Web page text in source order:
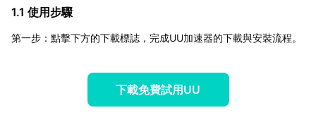
1.1 使用步驟
第一步：點擊下方的下載標誌，完成UU加速器的下載與安裝流程。
下載免費試用UU